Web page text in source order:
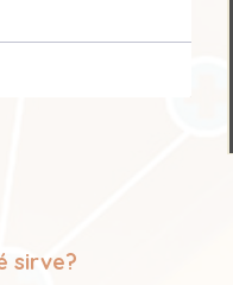
sirve?